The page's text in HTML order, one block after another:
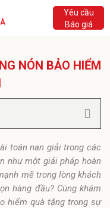
Yêu cầu
Báo giá
NÓN BẢO HIỂM
toán nan giải trong các
như một giải pháp hoàn
mẽ trong lòng khách
hàng đầu? Cùng khám
hiểm quà tặng trong sự